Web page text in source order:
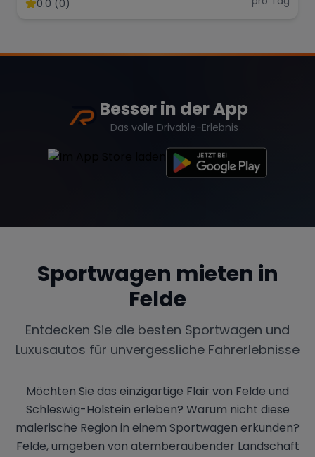
Range Rover Corvette
0.0 (0)
Besser in der App
Das volle Drivable-Erlebnis
Sportwagen mieten in
Felde
Entdecken Sie die besten Sportwagen und
Luxusautos für unvergessliche Fahrerlebnisse
Möchten Sie das einzigartige Flair von Felde und
Schleswig-Holstein erleben? Warum nicht diese
malerische Region in einem Sportwagen erkunden?
Felde, umgeben von atemberaubender Landschaft